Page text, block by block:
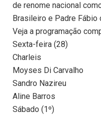
de renome nacional
Brasileiro e Padre Fábio
Veja a programação
Sexta-feira (28)
Charleis
Moyses Di Carvalho
Sandro Nazireu
Aline Barros
Sábado (1º)